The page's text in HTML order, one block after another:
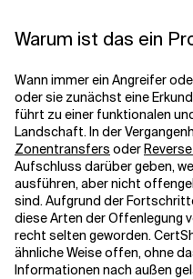
Warum ist das ein
Wann immer ein Angreifer
oder sie zunächst eine
führt zu einer funktionalen
Landschaft. In der
Zonentransfers oder
Aufschluss darüber geben,
ausführen, aber nicht
sind. Aufgrund der
diese Arten der Offenlegung
recht selten geworden.
ähnliche Weise offen, ohne
Informationen nach außen